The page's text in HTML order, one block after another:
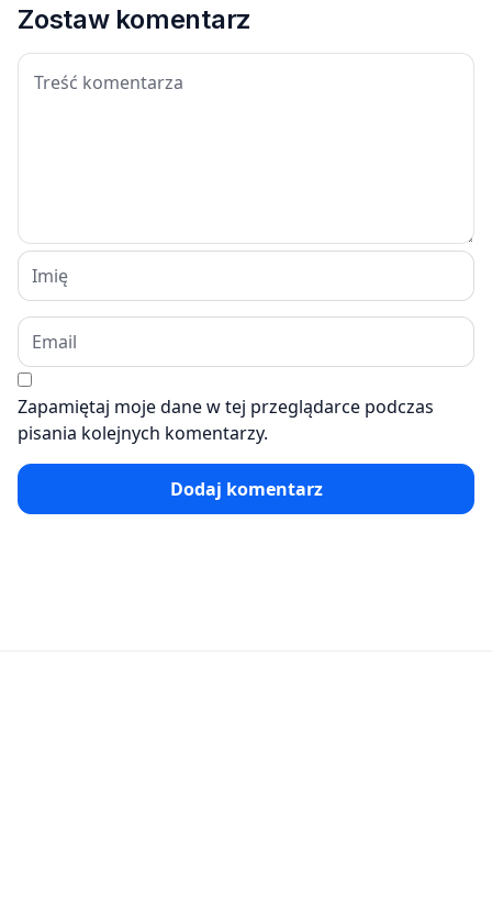
Zostaw komentarz
Zapamiętaj moje dane w tej przeglądarce podczas
pisania kolejnych komentarzy.
Dodaj komentarz